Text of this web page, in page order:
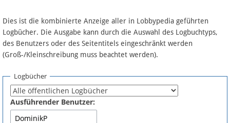
Artikel nach Kategorien
FAQ
Fördermitglied werden
Fehler melden
Dies ist die kombinierte Anzeige aller in Lobbypedia geführten
Logbücher. Die Ausgabe kann durch die Auswahl des Logbuchtyps,
des Benutzers oder des Seitentitels eingeschränkt werden
(Groß-/Kleinschreibung muss beachtet werden).
Logbücher
Ausführender Benutzer: